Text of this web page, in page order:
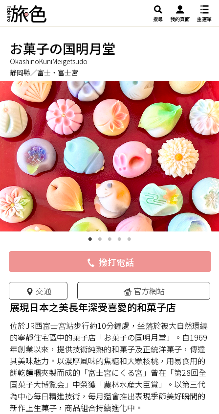
搜尋 我的頁面 主選單
お菓子の国明月堂
OkashinoKuniMeigetsudo
静岡縣／富士・富士宮
撥打電話
交通 官方網站
展現日本之美長年深受喜愛的和菓子店
位於JR西富士宮站步行約10分鐘處，坐落於被大自然環繞
的寧靜住宅區中的菓子店「お菓子の国明月堂」。自1969
年創業以來，提供技術純熟的和菓子及正統洋菓子，傳達
其美味魅力。以濃厚風味的焦糖和大顆核桃，用易食用的
餅乾麵糰夾製而成的「富士宮にくる宮」曾在「第28回全
国菓子大博覧会」中榮獲「農林水産大臣賞」。以第三代
為中心每日精進技術，每月還會推出表現季節美好瞬間的
新作上生菓子，商品組合持續進化中。